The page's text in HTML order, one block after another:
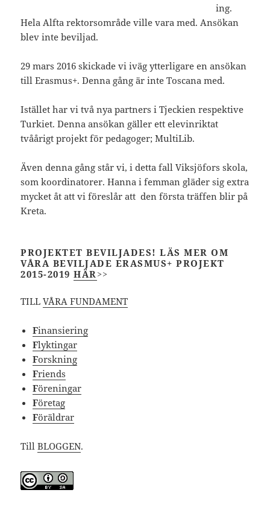
ing.
Hela Alfta rektorsområde ville vara med. Ansökan
blev inte beviljad.
29 mars 2016 skickade vi iväg ytterligare en ansökan
till Erasmus+. Denna gång är inte Toscana med.
Istället har vi två nya partners i Tjeckien respektive
Turkiet. Denna ansökan gäller ett elevinriktat
tvåårigt projekt för pedagoger; MultiLib.
Även denna gång står vi, i detta fall Viksjöfors skola,
som koordinatorer. Hanna i femman gläder sig extra
mycket åt att vi föreslår att den första träffen blir på
Kreta.
PROJEKTET BEVILJADES! LÄS MER OM
VÅRA BEVILJADE ERASMUS+ PROJEKT
2015-2019HÄR >>
TILLVÅRA FUNDAMENT
Finansiering
Flyktingar
Forskning
Friends
Föreningar
Företag
Föräldrar
TillBLOGGEN.